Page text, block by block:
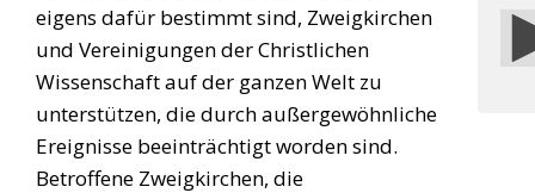
eigens dafür bestimmt sind, Zweigkirchen
und Vereinigungen der Christlichen
Wissenschaft auf der ganzen Welt zu
unterstützen, die durch außergewöhnliche
Ereignisse beeinträchtigt worden sind.
Betroffene Zweigkirchen, die